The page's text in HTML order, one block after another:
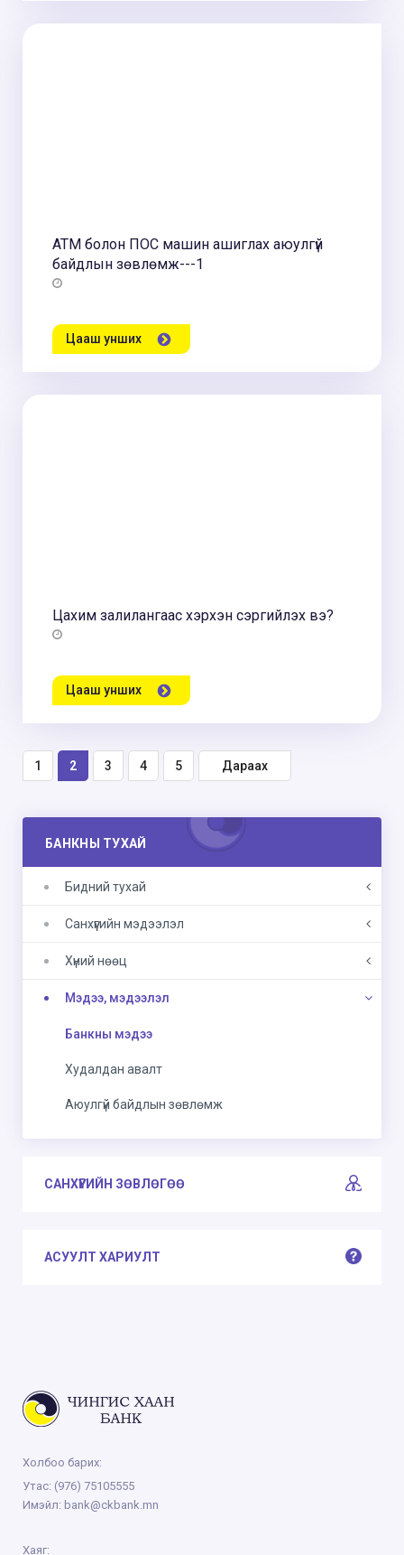
АТМ болон ПОС машин ашиглах аюулгүй
байдлын зөвлөмж---1
Цааш унших
Цахим залилангаас хэрхэн сэргийлэх вэ?
Цааш унших
1 2 3 4 5 Дараах
БАНКНЫ ТУХАЙ
Бидний тухай
Санхүүгийн мэдээлэл
Хүний нөөц
Мэдээ, мэдээлэл
Банкны мэдээ
Худалдан авалт
Аюулгүй байдлын зөвлөмж
САНХҮҮГИЙН ЗӨВЛӨГӨӨ
АСУУЛТ ХАРИУЛТ
Холбоо барих:
Утас: (976) 75105555
Имэйл: bank@ckbank.mn
Хаяг: